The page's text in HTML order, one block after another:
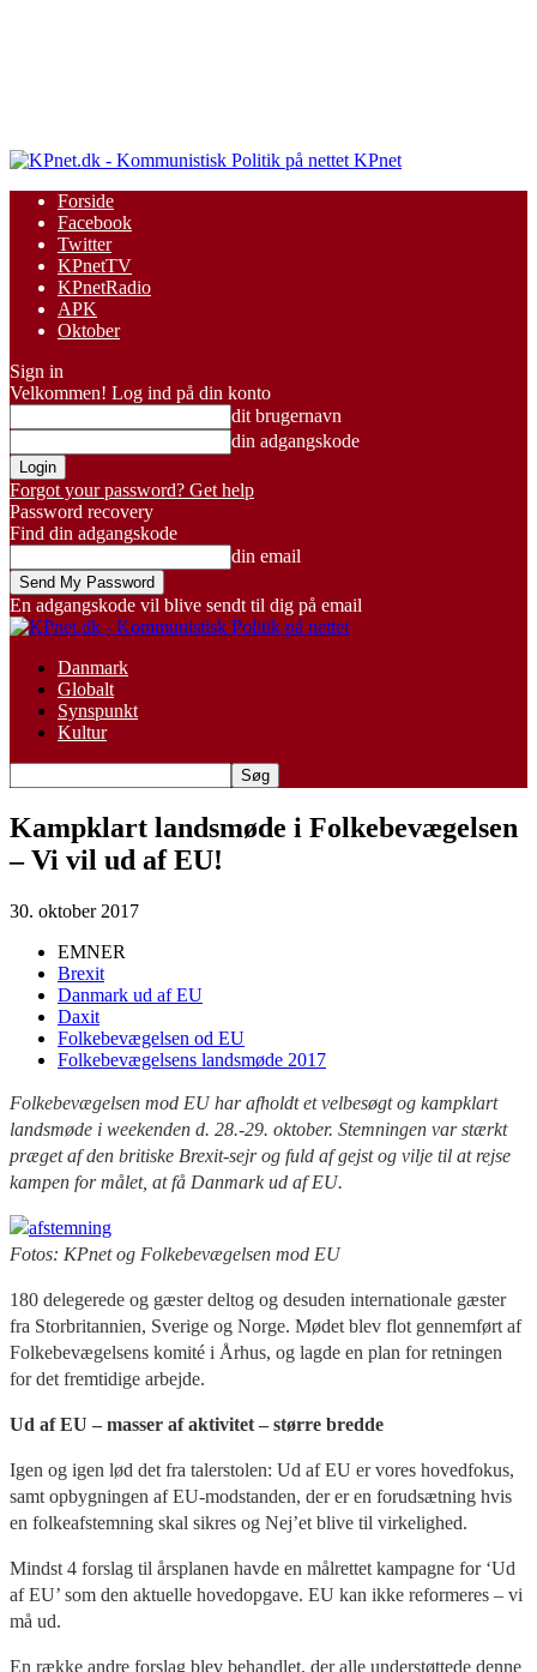
KPnet
Forside
Facebook
Twitter
KPnetTV
KPnetRadio
APK
Oktober
Sign in
Velkommen! Log ind på din konto
dit brugernavn
din adgangskode
Forgot your password? Get help
Password recovery
Find din adgangskode
din email
En adgangskode vil blive sendt til dig på email
Danmark
Globalt
Synspunkt
Kultur
Kampklart landsmøde i Folkebevægelsen
– Vi vil ud af EU!
30. oktober 2017
EMNER
Brexit
Danmark ud af EU
Daxit
Folkebevægelsen od EU
Folkebevægelsens landsmøde 2017
Folkebevægelsen mod EU har afholdt et velbesøgt og kampklart
landsmøde i weekenden d. 28.-29. oktober. Stemningen var stærkt
præget af den britiske Brexit-sejr og fuld af gejst og vilje til at rejse
kampen for målet, at få Danmark ud af EU.
Fotos: KPnet og Folkebevægelsen mod EU
180 delegerede og gæster deltog og desuden internationale gæster
fra Storbritannien, Sverige og Norge. Mødet blev flot gennemført af
Folkebevægelsens komité i Århus, og lagde en plan for retningen
for det fremtidige arbejde.
Ud af EU – masser af aktivitet – større bredde
Igen og igen lød det fra talerstolen: Ud af EU er vores hovedfokus,
samt opbygningen af EU-modstanden, der er en forudsætning hvis
en folkeafstemning skal sikres og Nej’et blive til virkelighed.
Mindst 4 forslag til årsplanen havde en målrettet kampagne for ‘Ud
af EU’ som den aktuelle hovedopgave. EU kan ikke reformeres – vi
må ud.
En række andre forslag blev behandlet, der alle understøttede denne